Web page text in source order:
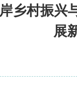
乡村振兴
展